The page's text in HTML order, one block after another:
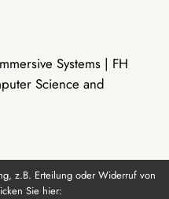
Systems | FH
Science and
z.B. Erteilung oder Widerruf von
Sie hier: